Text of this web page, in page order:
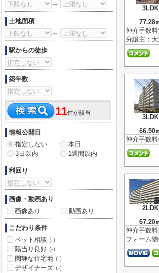
3LDK
77.28
仲介手数
分譲主：
3LDK
66.50
仲介手数
2LDK
67.20
仲介手数
フォーム
～
土地面積
～
駅からの徒歩
築年数
11件が該当
情報公開日
指定しない
本日
3日以内
1週間以内
利回り
画像・動画あり
画像あり
動画あり
こだわり条件
ペット相談 (-)
陽当り良好 (-)
閑静な住宅地 (-)
デザイナーズ (-)